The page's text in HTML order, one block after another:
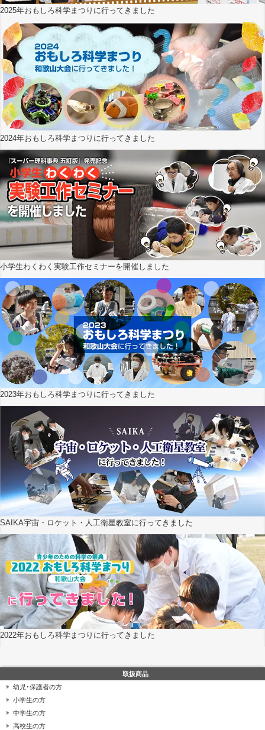
2025年おもしろ科学まつりに行ってきました
2024年おもしろ科学まつりに行ってきました
小学生わくわく実験工作セミナーを開催しました
2023年おもしろ科学まつりに行ってきました
SAIKA宇宙・ロケット・人工衛星教室に行ってきました
2022年おもしろ科学まつりに行ってきました
取扱商品
幼児･保護者の方
小学生の方
中学生の方
高校生の方